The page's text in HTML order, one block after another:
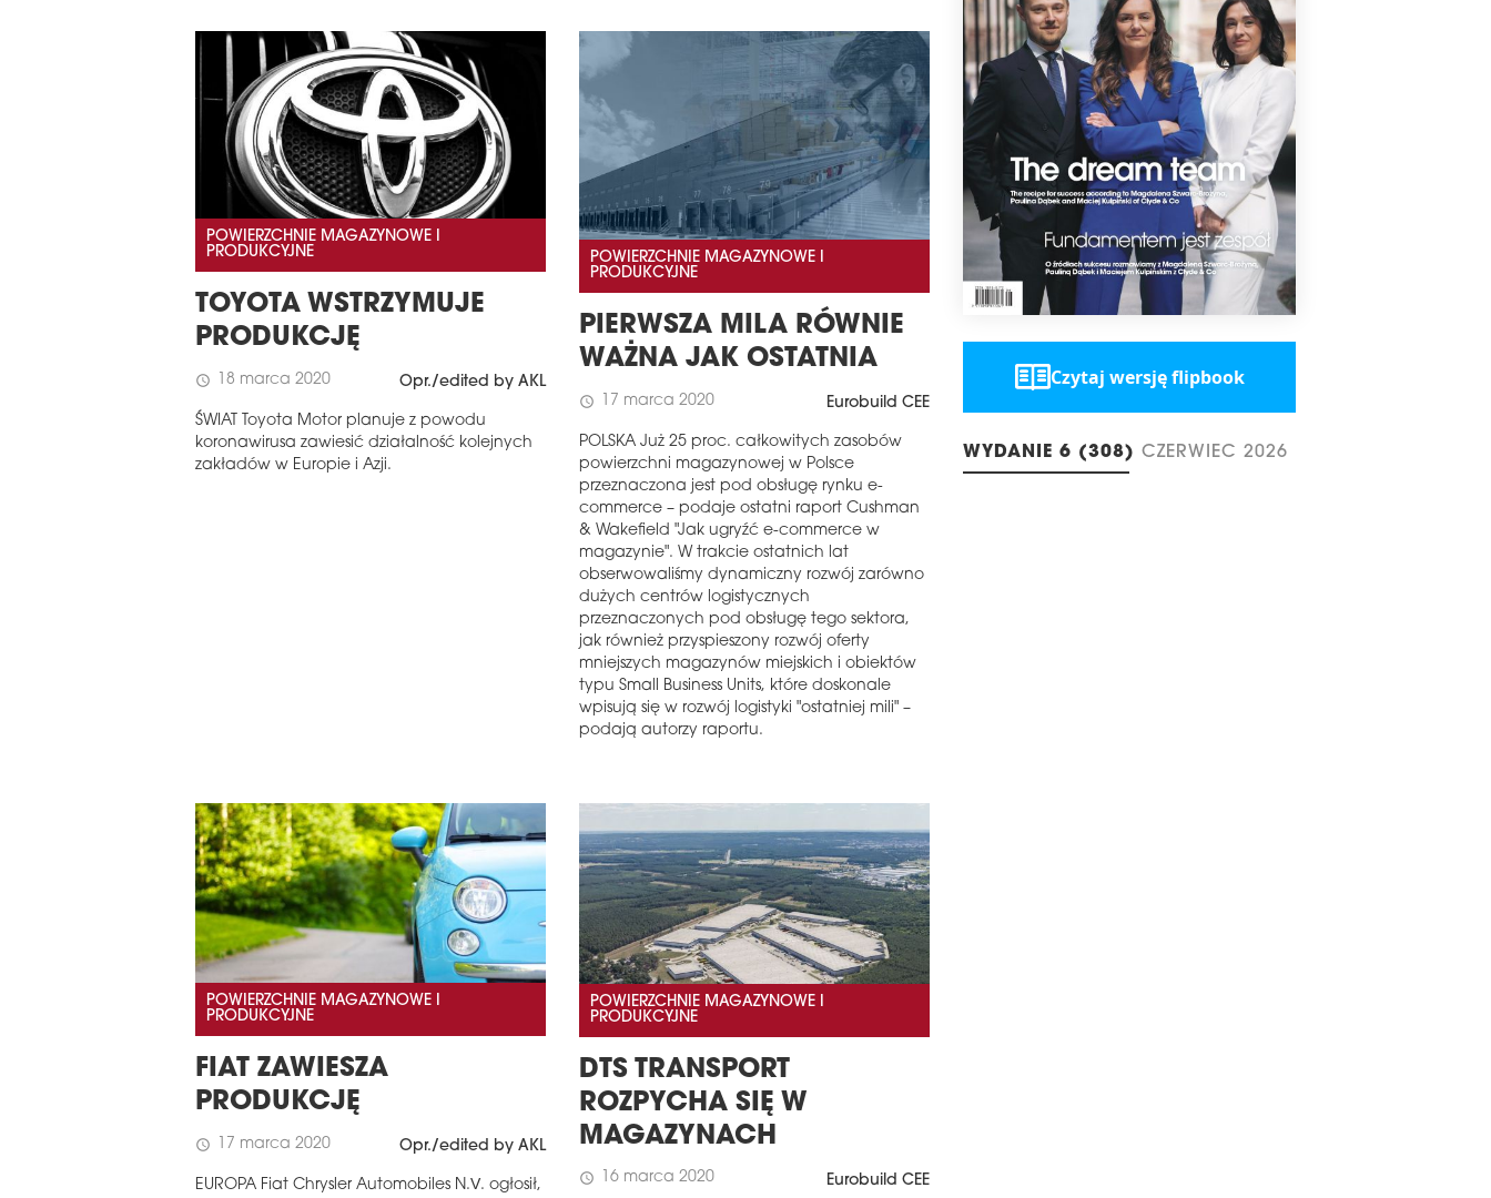
POWIERZCHNIE MAGAZYNOWE I
PRODUKCYJNE
TOYOTA WSTRZYMUJE
PRODUKCJĘ
schedule 18 marca 2020 Opr./edited by AKL
ŚWIAT Toyota Motor planuje z powodu
koronawirusa zawiesić działalność kolejnych
zakładów w Europie i Azji.
POWIERZCHNIE MAGAZYNOWE I
PRODUKCYJNE
PIERWSZA MILA RÓWNIE
WAŻNA JAK OSTATNIA
schedule 17 marca 2020 Eurobuild CEE
POLSKA Już 25 proc. całkowitych zasobów
powierzchni magazynowej w Polsce
przeznaczona jest pod obsługę rynku e-
commerce – podaje ostatni raport Cushman
& Wakefield "Jak ugryźć e-commerce w
magazynie". W trakcie ostatnich lat
obserwowaliśmy dynamiczny rozwój zarówno
dużych centrów logistycznych
przeznaczonych pod obsługę tego sektora,
jak również przyspieszony rozwój oferty
mniejszych magazynów miejskich i obiektów
typu Small Business Units, które doskonale
wpisują się w rozwój logistyki "ostatniej mili" –
podają autorzy raportu.
POWIERZCHNIE MAGAZYNOWE I
PRODUKCYJNE
FIAT ZAWIESZA
PRODUKCJĘ
schedule 17 marca 2020 Opr./edited by AKL
EUROPA Fiat Chrysler Automobiles N.V. ogłosił,
POWIERZCHNIE MAGAZYNOWE I
PRODUKCYJNE
DTS TRANSPORT
ROZPYCHA SIĘ W
MAGAZYNACH
schedule 16 marca 2020 Eurobuild CEE
WYDANIE 6 (308)